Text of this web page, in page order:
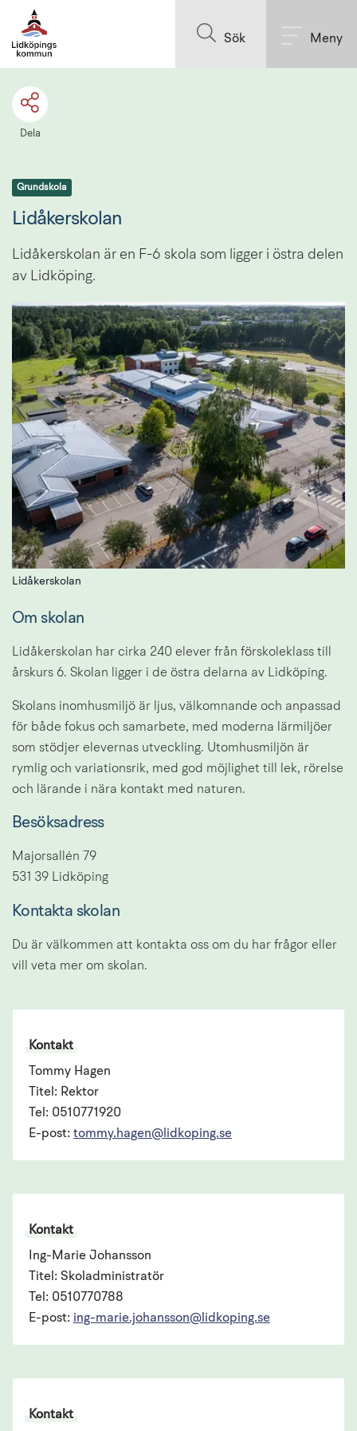
Sök Meny
Dela
Grundskola
Lidåkerskolan
Lidåkerskolan är en F-6 skola som ligger i östra delen
av Lidköping.
Lidåkerskolan
Om skolan
Lidåkerskolan har cirka 240 elever från förskoleklass till
årskurs 6. Skolan ligger i de östra delarna av Lidköping.
Skolans inomhusmiljö är ljus, välkomnande och anpassad
för både fokus och samarbete, med moderna lärmiljöer
som stödjer elevernas utveckling. Utomhusmiljön är
rymlig och variationsrik, med god möjlighet till lek, rörelse
och lärande i nära kontakt med naturen.
Besöksadress
Majorsallén 79
531 39 Lidköping
Kontakta skolan
Du är välkommen att kontakta oss om du har frågor eller
vill veta mer om skolan.
Kontakt
Tommy Hagen
Titel: Rektor
Tel: 0510771920
E-post: tommy.hagen@lidkoping.se
Kontakt
Ing-Marie Johansson
Titel: Skoladministratör
Tel: 0510770788
E-post: ing-marie.johansson@lidkoping.se
Kontakt